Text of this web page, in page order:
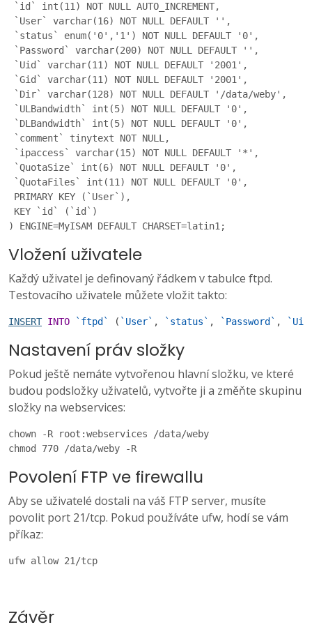
`id` int(11) NOT NULL AUTO_INCREMENT,
`User` varchar(16) NOT NULL DEFAULT '',
`status` enum('0','1') NOT NULL DEFAULT '0',
`Password` varchar(200) NOT NULL DEFAULT '',
`Uid` varchar(11) NOT NULL DEFAULT '2001',
`Gid` varchar(11) NOT NULL DEFAULT '2001',
`Dir` varchar(128) NOT NULL DEFAULT '/data/weby',
`ULBandwidth` int(5) NOT NULL DEFAULT '0',
`DLBandwidth` int(5) NOT NULL DEFAULT '0',
`comment` tinytext NOT NULL,
`ipaccess` varchar(15) NOT NULL DEFAULT '*',
`QuotaSize` int(6) NOT NULL DEFAULT '0',
`QuotaFiles` int(11) NOT NULL DEFAULT '0',
PRIMARY KEY (`User`),
KEY `id` (`id`)
) ENGINE=MyISAM DEFAULT CHARSET=latin1;
Vložení uživatele
Každý uživatel je definovaný řádkem v tabulce ftpd.
Testovacího uživatele můžete vložit takto:
INSERT INTO `ftpd` ( `User` , `status` , `Password` ,
Nastavení práv složky
Pokud ještě nemáte vytvořenou hlavní složku, ve které
budou podsložky uživatelů, vytvořte ji a změňte skupinu
složky na webservices:
chown -R root:webservices /data/weby
chmod 770 /data/weby -R
Povolení FTP ve firewallu
Aby se uživatelé dostali na váš FTP server, musíte
povolit port 21/tcp. Pokud používáte ufw, hodí se vám
příkaz:
ufw allow 21/tcp
Závěr